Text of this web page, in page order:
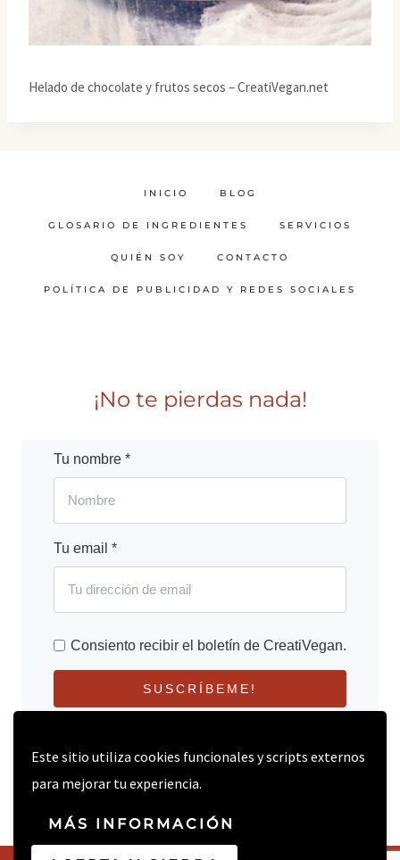
Este sitio utiliza cookies funcionales y scripts externos
para mejorar tu experiencia.
MÁS INFORMACIÓN
Helado de chocolate y frutos secos – CreatiVegan.net
INICIO BLOG
GLOSARIO DE INGREDIENTES SERVICIOS
QUIÉN SOY CONTACTO
POLÍTICA DE PUBLICIDAD Y REDES SOCIALES
¡No te pierdas nada!
Tu nombre *
Tu email *
Consiento recibir el boletín de CreatiVegan.
SUSCRÍBEME!